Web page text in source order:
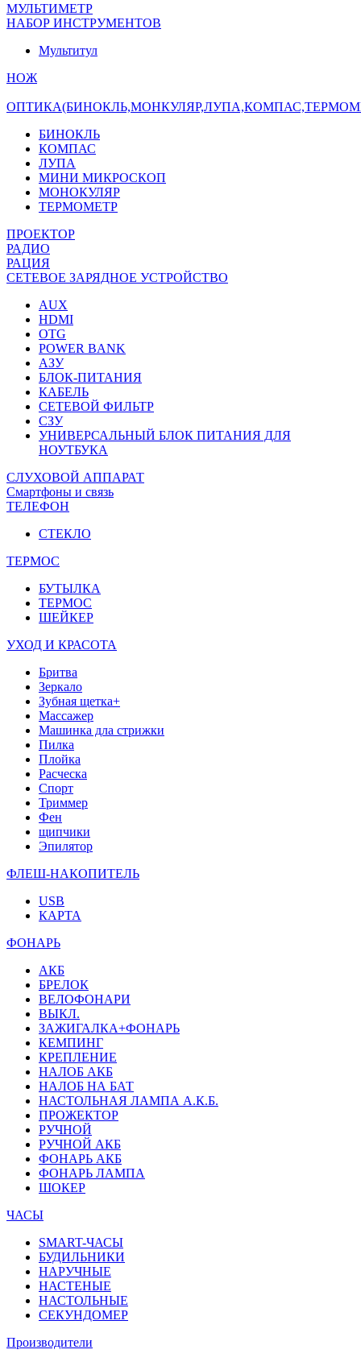
МУЛЬТИМЕТР
НАБОР ИНСТРУМЕНТОВ
Мультитул
НОЖ
БИНОКЛЬ
КОМПАС
ЛУПА
МИНИ МИКРОСКОП
МОНОКУЛЯР
ТЕРМОМЕТР
ПРОЕКТОР
РАДИО
РАЦИЯ
СЕТЕВОЕ ЗАРЯДНОЕ УСТРОЙСТВО
AUX
HDMI
OTG
POWER BANK
АЗУ
БЛОК-ПИТАНИЯ
КАБЕЛЬ
СЕТЕВОЙ ФИЛЬТР
СЗУ
УНИВЕРСАЛЬНЫЙ БЛОК ПИТАНИЯ ДЛЯ
НОУТБУКА
СЛУХОВОЙ АППАРАТ
Смартфоны и связь
ТЕЛЕФОН
СТЕКЛО
ТЕРМОС
БУТЫЛКА
ТЕРМОС
ШЕЙКЕР
УХОД И КРАСОТА
Бритва
Зеркало
Зубная щетка+
Массажер
Машинка дла стрижки
Пилка
Плойка
Расческа
Спорт
Триммер
Фен
щипчики
Эпилятор
ФЛЕШ-НАКОПИТЕЛЬ
USB
КАРТА
ФОНАРЬ
АКБ
БРЕЛОК
ВЕЛОФОНАРИ
ВЫКЛ.
ЗАЖИГАЛКА+ФОНАРЬ
КЕМПИНГ
КРЕПЛЕНИЕ
НАЛОБ АКБ
НАЛОБ НА БАТ
НАСТОЛЬНАЯ ЛАМПА А.К.Б.
ПРОЖЕКТОР
РУЧНОЙ
РУЧНОЙ АКБ
ФОНАРЬ АКБ
ФОНАРЬ ЛАМПА
ШОКЕР
ЧАСЫ
SMART-ЧАСЫ
БУДИЛЬНИКИ
НАРУЧНЫЕ
НАСТЕНЫЕ
НАСТОЛЬНЫЕ
СЕКУНДОМЕР
Производители